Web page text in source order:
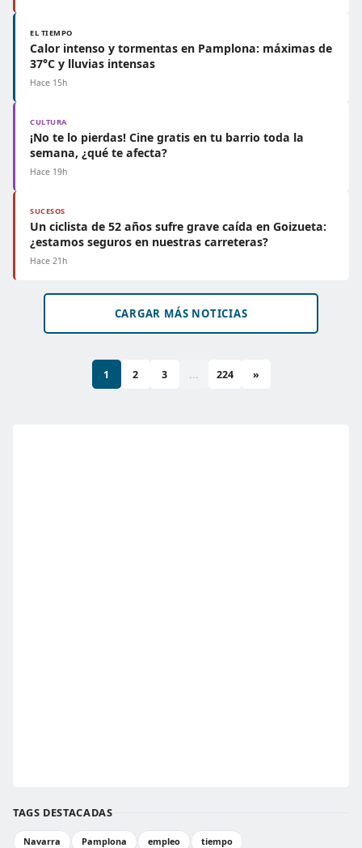
EL TIEMPO
Calor intenso y tormentas en Pamplona: máximas de
37°C y lluvias intensas
Hace 15h
CULTURA
¡No te lo pierdas! Cine gratis en tu barrio toda la
semana, ¿qué te afecta?
Hace 19h
SUCESOS
Un ciclista de 52 años sufre grave caída en Goizueta:
¿estamos seguros en nuestras carreteras?
Hace 21h
CARGAR MÁS NOTICIAS
1 2 3 ... 224 »
TAGS DESTACADAS
Navarra Pamplona empleo
tiempo